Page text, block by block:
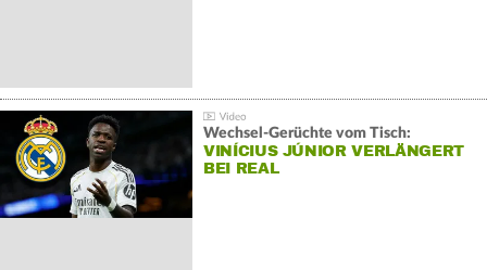
Wechsel-Gerüchte vom Tisch:
VINÍCIUS JÚNIOR VERLÄNGERT
BEI REAL